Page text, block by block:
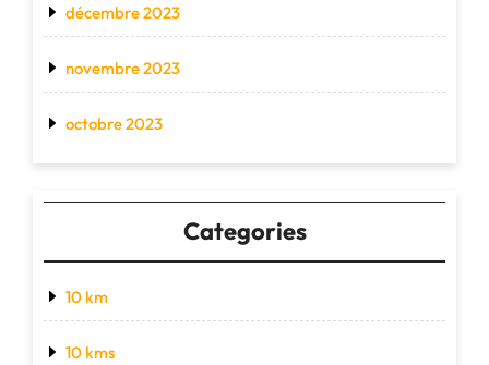
décembre 2023
novembre 2023
octobre 2023
Categories
10 km
10 kms